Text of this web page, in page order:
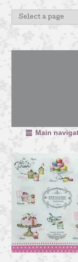
Main